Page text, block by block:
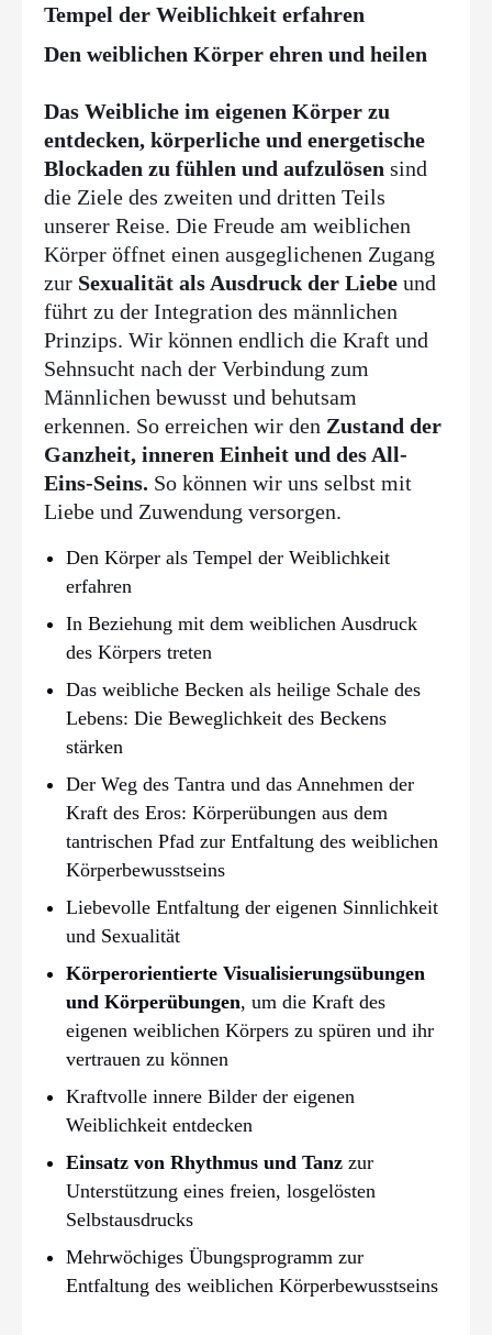
Tempel der Weiblichkeit erfahren
Den weiblichen Körper ehren und heilen
Das Weibliche im eigenen Körper zu
entdecken, körperliche und energetische
Blockaden zu fühlen und aufzulösen sind
die Ziele des zweiten und dritten Teils
unserer Reise. Die Freude am weiblichen
Körper öffnet einen ausgeglichenen Zugang
zur Sexualität als Ausdruck der Liebe und
führt zu der Integration des männlichen
Prinzips. Wir können endlich die Kraft und
Sehnsucht nach der Verbindung zum
Männlichen bewusst und behutsam
erkennen. So erreichen wir den Zustand der
Ganzheit, inneren Einheit und des All-
Eins-Seins. So können wir uns selbst mit
Liebe und Zuwendung versorgen.
Den Körper als Tempel der Weiblichkeit
erfahren
In Beziehung mit dem weiblichen Ausdruck
des Körpers treten
Das weibliche Becken als heilige Schale des
Lebens: Die Beweglichkeit des Beckens
stärken
Der Weg des Tantra und das Annehmen der
Kraft des Eros: Körperübungen aus dem
tantrischen Pfad zur Entfaltung des weiblichen
Körperbewusstseins
Liebevolle Entfaltung der eigenen Sinnlichkeit
und Sexualität
Körperorientierte Visualisierungsübungen
und Körperübungen, um die Kraft des
eigenen weiblichen Körpers zu spüren und ihr
vertrauen zu können
Kraftvolle innere Bilder der eigenen
Weiblichkeit entdecken
Einsatz von Rhythmus und Tanz zur
Unterstützung eines freien, losgelösten
Selbstausdrucks
Mehrwöchiges Übungsprogramm zur
Entfaltung des weiblichen Körperbewusstseins